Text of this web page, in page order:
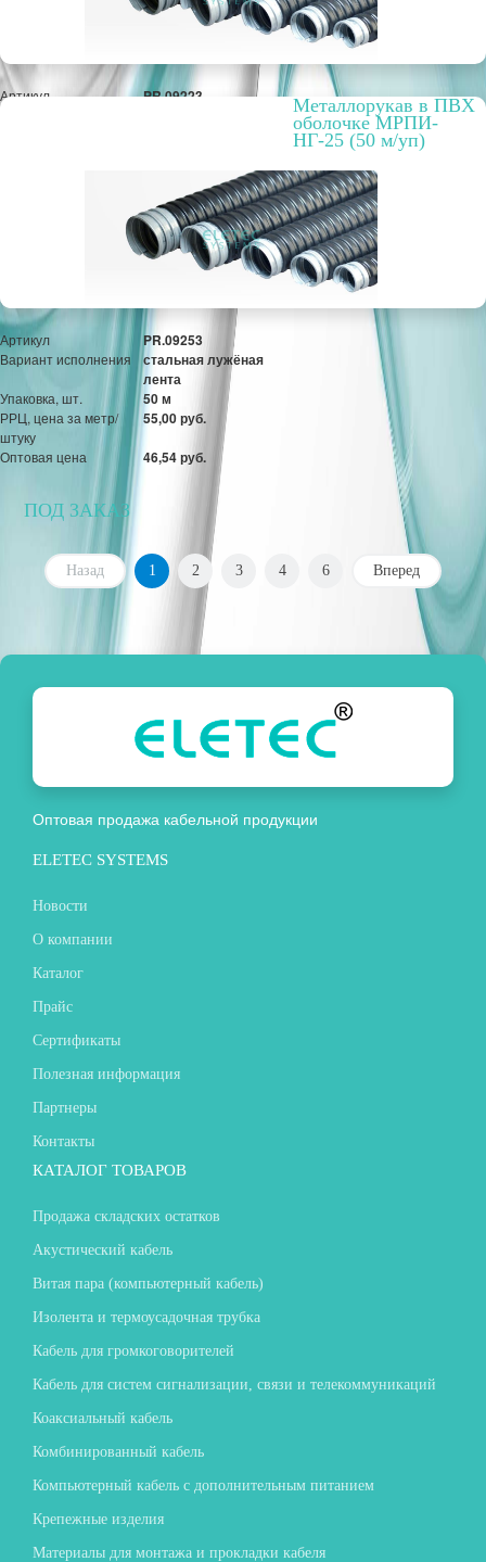
Артикул PR.09223
42,52 руб.
Металлорукав в ПВХ
оболочке МРПИ-
НГ-25 (50 м/уп)
Артикул PR.09253
Вариант исполнения
стальная лужёная
лента
Упаковка, шт. 50 м
РРЦ, цена за метр/
штуку
55,00 руб.
Оптовая цена 46,54 руб.
ПОД ЗАКАЗ
Назад 1 2 3 4 6 Вперед
Оптовая продажа кабельной продукции
ELETEC SYSTEMS
Новости
О компании
Каталог
Прайс
Сертификаты
Полезная информация
Партнеры
Контакты
КАТАЛОГ ТОВАРОВ
Продажа складских остатков
Акустический кабель
Витая пара (компьютерный кабель)
Изолента и термоусадочная трубка
Кабель для громкоговорителей
Кабель для систем сигнализации, связи и телекоммуникаций
Коаксиальный кабель
Комбинированный кабель
Компьютерный кабель с дополнительным питанием
Крепежные изделия
Материалы для монтажа и прокладки кабеля